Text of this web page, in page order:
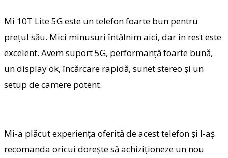
Mi 10T Lite 5G este un telefon foarte bun pentru
prețul său. Mici minusuri întălnim aici, dar în rest este
excelent. Avem suport 5G, performanță foarte bună,
un display ok, încărcare rapidă, sunet stereo și un
setup de camere potent.
Mi-a plăcut experiența oferită de acest telefon și l-aș
recomanda oricui dorește să achiziționeze un nou